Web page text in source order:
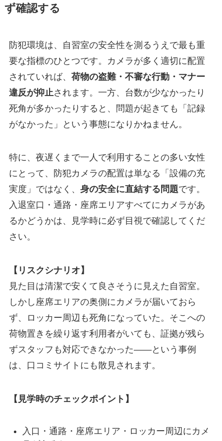
ず確認する
防犯環境は、自習室の安全性を測るうえで最も重
要な指標のひとつです。カメラが多く適切に配置
されていれば、 荷物の盗難・不審な行動・マナー
違反が抑止されます。一方、台数が少なかったり
死角が多かったりすると、問題が起きても「記録
がなかった」という事態になりかねません。
特に、夜遅くまで一人で利用することの多い女性
にとって、防犯カメラの配置は単なる「設備の充
実度」ではなく、 身の安全に直結する問題です。
入退室口・通路・座席エリアすべてにカメラがあ
るかどうかは、見学時に必ず目視で確認してくだ
さい。
【リスクシナリオ】
見た目は清潔で安くて良さそうに見えた自習室。
しかし座席エリアの奥側にカメラが届いておら
ず、ロッカー周辺も死角になっていた。そこへの
荷物置きを繰り返す利用者がいても、証拠が残ら
ずスタッフも対応できなかった——という事例
は、口コミサイトにも散見されます。
【見学時のチェックポイント】
入口・通路・座席エリア・ロッカー周辺にカメ